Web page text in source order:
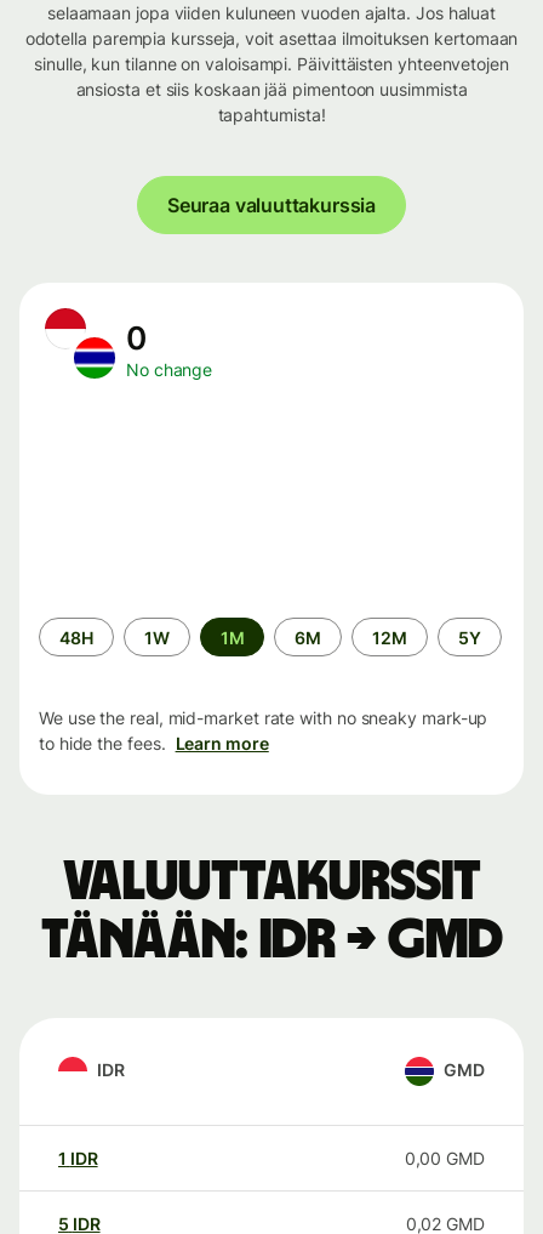
selaamaan jopa viiden kuluneen vuoden ajalta. Jos haluat
odotella parempia kursseja, voit asettaa ilmoituksen kertomaan
sinulle, kun tilanne on valoisampi. Päivittäisten yhteenvetojen
ansiosta et siis koskaan jää pimentoon uusimmista
tapahtumista!
Seuraa valuuttakurssia
0
No change
Time
period
48H 1W 1M 6M 12M 5Y
We use the real, mid-market rate with no sneaky mark-up
to hide the fees. Learn more
Valuuttakurssit
tänään: IDR → GMD
IDR GMD
1 IDR 0,00 GMD
5 IDR 0,02 GMD